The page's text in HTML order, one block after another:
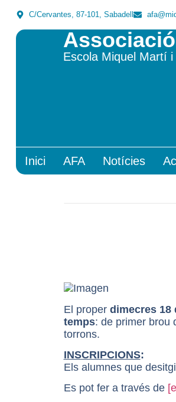
C/Cervantes, 87-101, Sabadell
Escola Miquel Martí i
Inici AFA Notícies
El proper dimecres 18
temps: de primer brou
torrons.
INSCRIPCIONS:
Els alumnes que
Es pot fer a través de